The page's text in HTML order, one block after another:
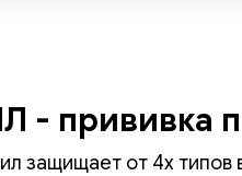
- прививка
защищает от 4х типов